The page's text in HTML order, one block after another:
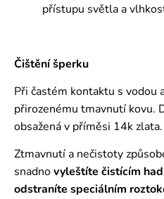
přístupu světla a
Čištění šperku
Při častém kontaktu s vodou
přirozenému tmavnutí kovu.
obsažená v příměsi 14k zlata.
Ztmavnutí a nečistoty
snadnovyleštíte čistícím
odstraníte speciálním